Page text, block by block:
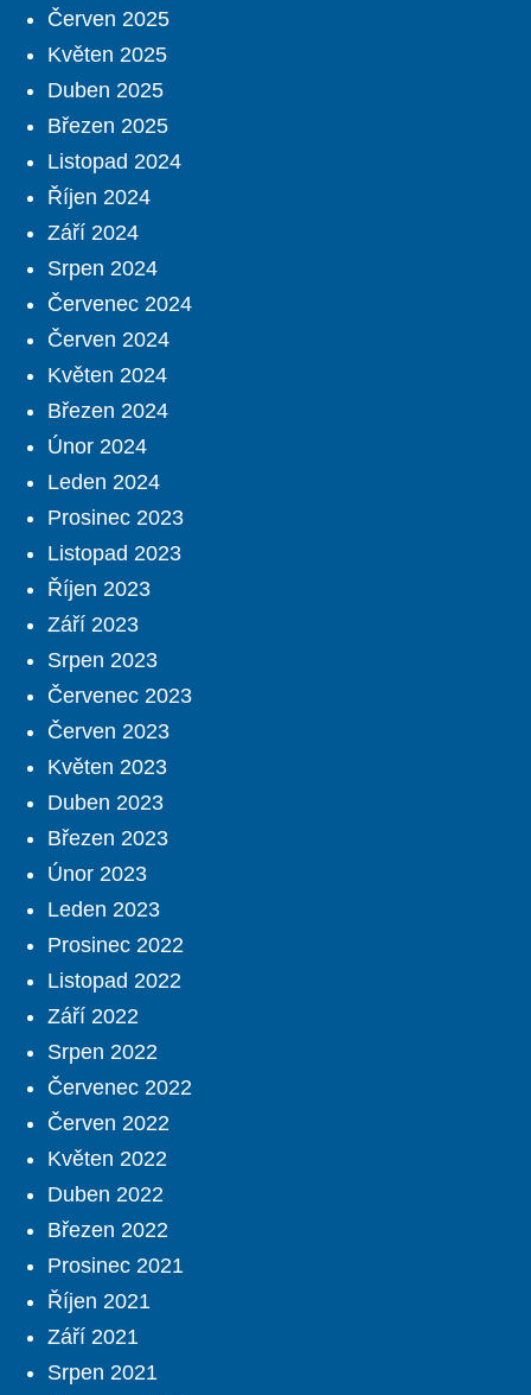
Červen 2025
Květen 2025
Duben 2025
Březen 2025
Listopad 2024
Říjen 2024
Září 2024
Srpen 2024
Červenec 2024
Červen 2024
Květen 2024
Březen 2024
Únor 2024
Leden 2024
Prosinec 2023
Listopad 2023
Říjen 2023
Září 2023
Srpen 2023
Červenec 2023
Červen 2023
Květen 2023
Duben 2023
Březen 2023
Únor 2023
Leden 2023
Prosinec 2022
Listopad 2022
Září 2022
Srpen 2022
Červenec 2022
Červen 2022
Květen 2022
Duben 2022
Březen 2022
Prosinec 2021
Říjen 2021
Září 2021
Srpen 2021